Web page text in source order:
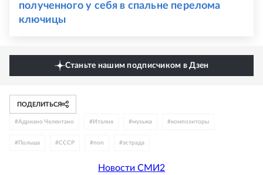
полученного у себя в спальне перелома
ключицы
Станьте нашим подписчиком в Дзен
ПОДЕЛИТЬСЯ
#Адриано Челентано # Италия #музыка #композиторы
# Польша #СССР #поп #эстрада
Новости СМИ2